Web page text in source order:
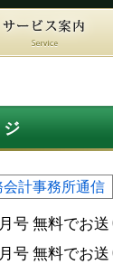
会計事務所通信
号 無料でお
号 無料でお